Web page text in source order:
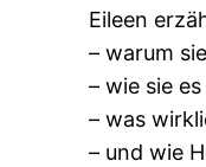
Eileen
– warum
– wie sie
– was
– und wie